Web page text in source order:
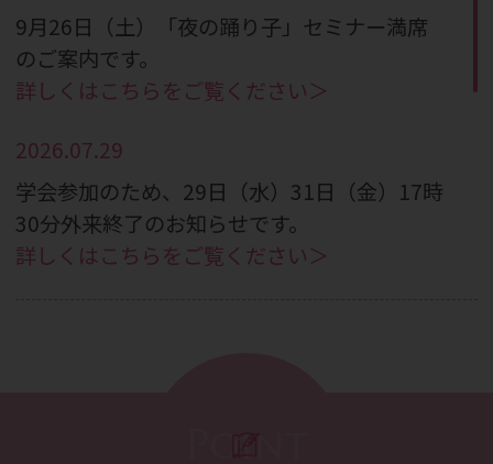
9月26日（土）「夜の踊り子」セミナー満席
のご案内です。
詳しくはこちらをご覧ください＞
2026.07.29
学会参加のため、29日（水）31日（金）17時
30分外来終了のお知らせです。
詳しくはこちらをご覧ください＞